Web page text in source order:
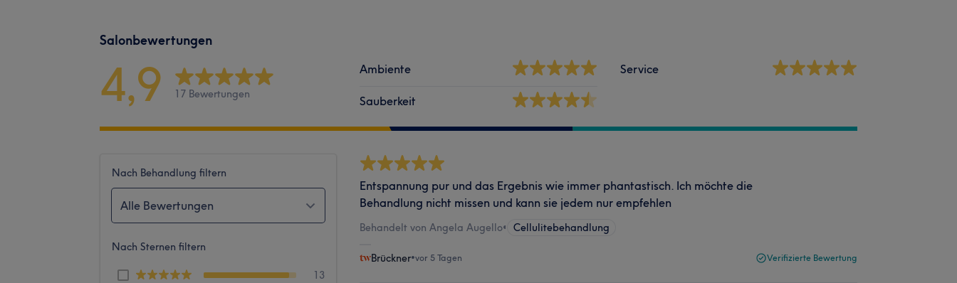
Salonbewertungen
4,9 17 Bewertungen
Ambiente
Sauberkeit
Service
Nach Behandlung filtern
Alle Bewertungen
Nach Sternen filtern
13
Entspannung pur und das Ergebnis wie immer phantastisch. Ich möchte die
Behandlung nicht missen und kann sie jedem nur empfehlen
Behandelt von Angela Augello• Cellulitebehandlung
Brückner•vor 5 Tagen Verifizierte Bewertung